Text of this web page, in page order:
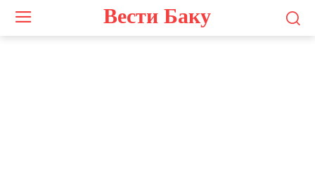
Вести Баку